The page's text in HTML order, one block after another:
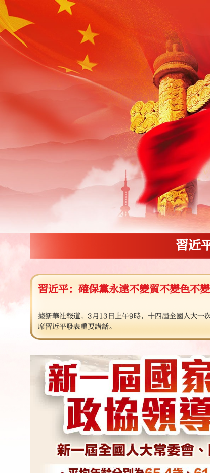
習近
習近平：確保黨永遠不變質不變色不
據新華社報道，3月13日上午9時，十四屆全國人大一
席習近平發表重要講話。